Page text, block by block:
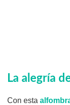
La alegría
Con esta